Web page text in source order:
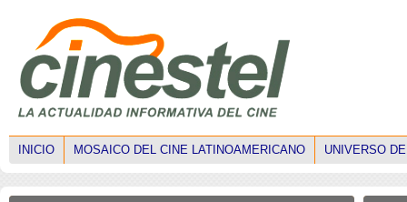
INICIO MOSAICO DEL CINE LATINOAMERICANO UNIVERSO